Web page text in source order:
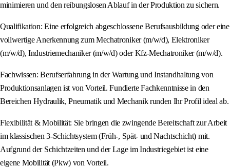
minimieren und den reibungslosen Ablauf in der Produktion zu sichern.
Qualifikation: Eine erfolgreich abgeschlossene Berufsausbildung oder eine
vollwertige Anerkennung zum Mechatroniker (m/w/d), Elektroniker
(m/w/d), Industriemechaniker (m/w/d) oder Kfz-Mechatroniker (m/w/d).
Fachwissen: Berufserfahrung in der Wartung und Instandhaltung von
Produktionsanlagen ist von Vorteil. Fundierte Fachkenntnisse in den
Bereichen Hydraulik, Pneumatik und Mechanik runden Ihr Profil ideal ab.
Flexibilität & Mobilität: Sie bringen die zwingende Bereitschaft zur Arbeit
im klassischen 3-Schichtsystem (Früh-, Spät- und Nachtschicht) mit.
Aufgrund der Schichtzeiten und der Lage im Industriegebiet ist eine
eigene Mobilität (Pkw) von Vorteil.